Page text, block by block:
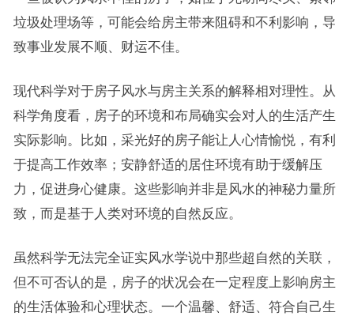
垃圾处理场等，可能会给房主带来阻碍和不利影响，导
致事业发展不顺、财运不佳。
现代科学对于房子风水与房主关系的解释相对理性。从
科学角度看，房子的环境和布局确实会对人的生活产生
实际影响。比如，采光好的房子能让人心情愉悦，有利
于提高工作效率；安静舒适的居住环境有助于缓解压
力，促进身心健康。这些影响并非是风水的神秘力量所
致，而是基于人类对环境的自然反应。
虽然科学无法完全证实风水学说中那些超自然的关联，
但不可否认的是，房子的状况会在一定程度上影响房主
的生活体验和心理状态。一个温馨、舒适、符合自己生